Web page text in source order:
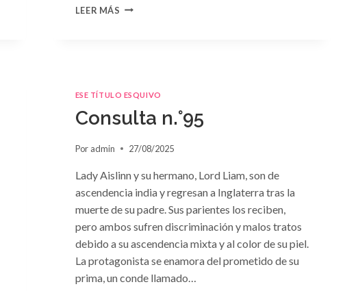
LEER MÁS CONSULTA
SARA
ESE TÍTULO ESQUIVO
Consulta n.°95
Por admin 27/08/2025
Lady Aislinn y su hermano, Lord Liam, son de
ascendencia india y regresan a Inglaterra tras la
muerte de su padre. Sus parientes los reciben,
pero ambos sufren discriminación y malos tratos
debido a su ascendencia mixta y al color de su piel.
La protagonista se enamora del prometido de su
prima, un conde llamado…